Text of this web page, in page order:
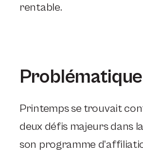
rentable.
Printemps se trouvait
deux défis majeurs dans
son programme